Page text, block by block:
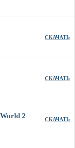
СКАЧАТЬ
СКАЧАТЬ
2 СКАЧАТЬ